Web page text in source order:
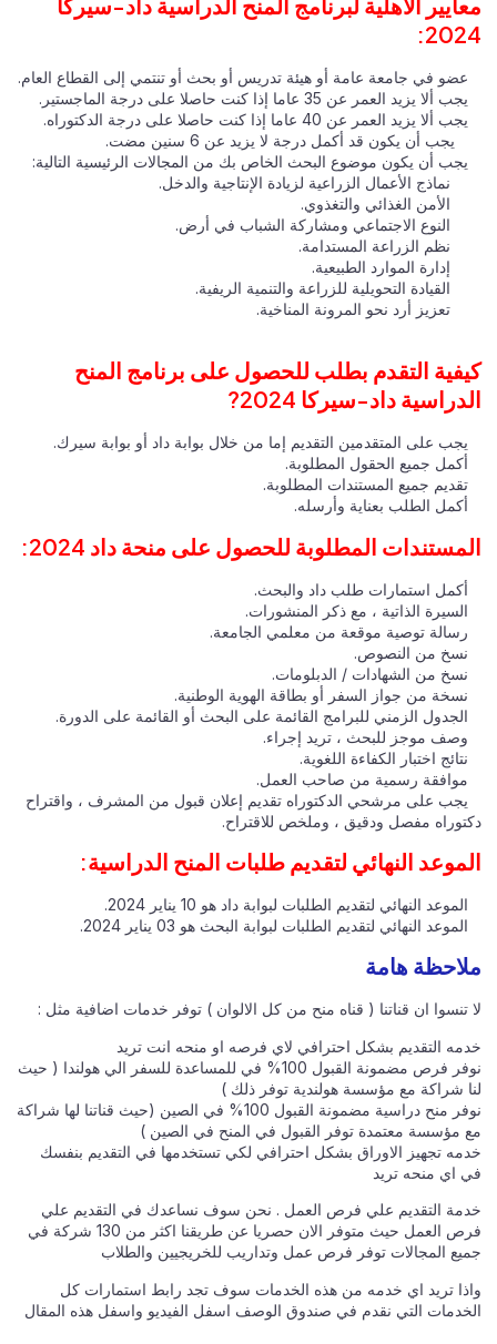
2024:
عضو في جامعة عامة أو هيئة تدريس أو بحث أو تنتمي إلى القطاع العام.
يجب ألا يزيد العمر عن 35 عاما إذا كنت حاصلا على درجة الماجستير.
يجب ألا يزيد العمر عن 40 عاما إذا كنت حاصلا على درجة الدكتوراه.
يجب أن يكون قد أكمل درجة لا يزيد عن 6 سنين مضت.
يجب أن يكون موضوع البحث الخاص بك من المجالات الرئيسية التالية:
نماذج الأعمال الزراعية لزيادة الإنتاجية والدخل.
الأمن الغذائي والتغذوي.
النوع الاجتماعي ومشاركة الشباب في أرض.
نظم الزراعة المستدامة.
إدارة الموارد الطبيعية.
القيادة التحويلية للزراعة والتنمية الريفية.
تعزيز أرد نحو المرونة المناخية.
كيفية التقدم بطلب للحصول على برنامج المنح
الدراسية داد-سيركا 2024?
يجب على المتقدمين التقديم إما من خلال بوابة داد أو بوابة سيرك.
أكمل جميع الحقول المطلوبة.
تقديم جميع المستندات المطلوبة.
أكمل الطلب بعناية وأرسله.
المستندات المطلوبة للحصول على منحة داد 2024:
أكمل استمارات طلب داد والبحث.
السيرة الذاتية ، مع ذكر المنشورات.
رسالة توصية موقعة من معلمي الجامعة.
نسخ من النصوص.
نسخ من الشهادات / الدبلومات.
نسخة من جواز السفر أو بطاقة الهوية الوطنية.
الجدول الزمني للبرامج القائمة على البحث أو القائمة على الدورة.
وصف موجز للبحث ، تريد إجراء.
نتائج اختبار الكفاءة اللغوية.
موافقة رسمية من صاحب العمل.
يجب على مرشحي الدكتوراه تقديم إعلان قبول من المشرف ، واقتراح
دكتوراه مفصل ودقيق ، وملخص للاقتراح.
الموعد النهائي لتقديم طلبات المنح الدراسية:
الموعد النهائي لتقديم الطلبات لبوابة داد هو 10 يناير 2024.
الموعد النهائي لتقديم الطلبات لبوابة البحث هو 03 يناير 2024.
ملاحظة هامة
لا تنسوا ان قناتنا ( قناه منح من كل الالوان ) توفر خدمات اضافية مثل :
خدمه التقديم بشكل احترافي لاي فرصه او منحه انت تريد
نوفر فرص مضمونة القبول 100% في للمساعدة للسفر الي هولندا ( حيث
لنا شراكة مع مؤسسة هولندية توفر ذلك )
نوفر منح دراسية مضمونة القبول 100% في الصين (حيث قناتنا لها شراكة
مع مؤسسة معتمدة توفر القبول في المنح في الصين )
خدمه تجهيز الاوراق بشكل احترافي لكي تستخدمها في التقديم بنفسك
في اي منحه تريد
خدمة التقديم علي فرص العمل . نحن سوف نساعدك في التقديم علي
فرص العمل حيث متوفر الان حصريا عن طريقنا اكثر من 130 شركة في
جميع المجالات توفر فرص عمل وتداريب للخريجيين والطلاب
واذا تريد اي خدمه من هذه الخدمات سوف تجد رابط استمارات كل
الخدمات التي نقدم في صندوق الوصف اسفل الفيديو واسفل هذه المقال